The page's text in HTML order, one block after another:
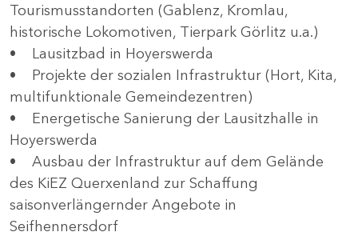
Tourismusstandorten (Gablenz, Kromlau,
historische Lokomotiven, Tierpark Görlitz u.a.)
• Lausitzbad in Hoyerswerda
• Projekte der sozialen Infrastruktur (Hort, Kita,
multifunktionale Gemeindezentren)
• Energetische Sanierung der Lausitzhalle in
Hoyerswerda
• Ausbau der Infrastruktur auf dem Gelände
des KiEZ Querxenland zur Schaffung
saisonverlängernder Angebote in
Seifhennersdorf